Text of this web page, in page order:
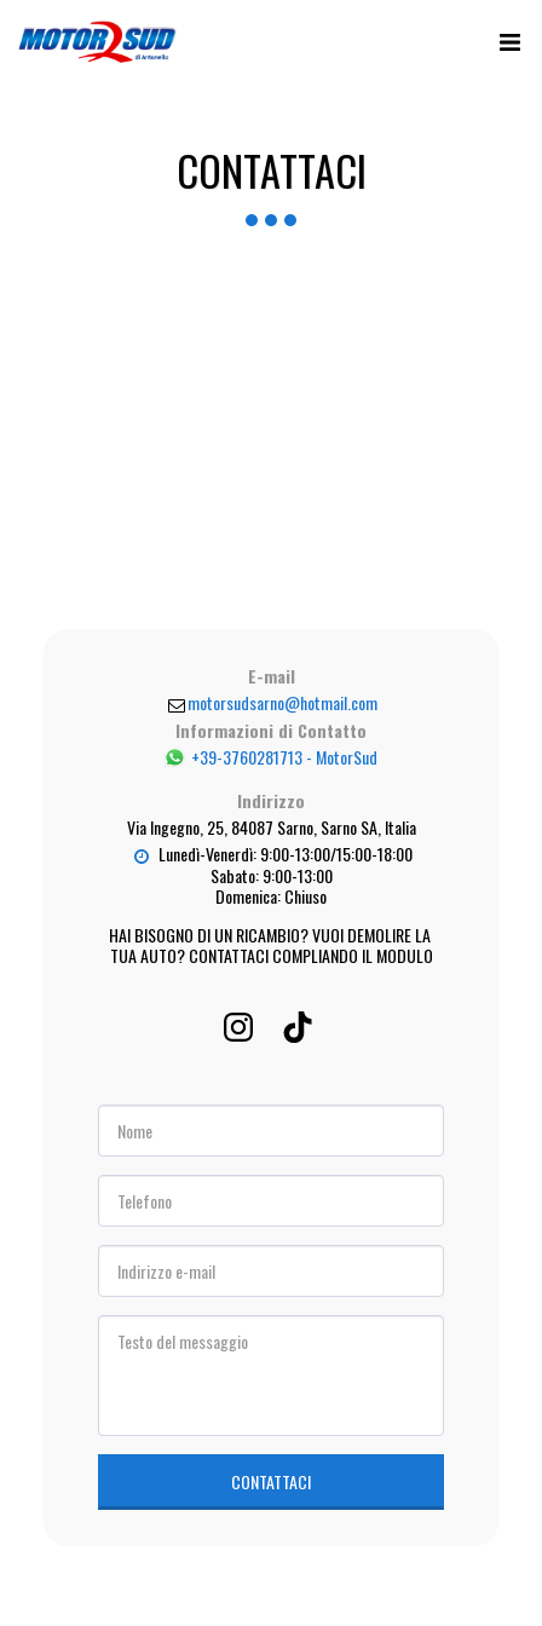
CONTATTACI
E-mail
motorsudsarno@hotmail.com
Informazioni di Contatto
+39-3760281713- MotorSud
Indirizzo
Via Ingegno, 25, 84087 Sarno, Sarno SA, Italia
Lunedì-Venerdì: 9:00-13:00/15:00-18:00
Sabato: 9:00-13:00
Domenica: Chiuso
HAI BISOGNO DI UN RICAMBIO? VUOI DEMOLIRE LA
TUA AUTO? CONTATTACI COMPLIANDO IL MODULO
CONTATTACI